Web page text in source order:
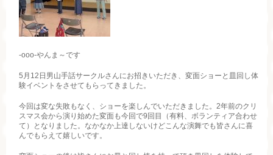
-ooo-やんま～です
5月12日男山手話サークルさんにお招きいただき、変面ショーと皿回し体
験イベントをさせてもらってきました。
今回は変な失敗もなく、ショーを楽しんでいただきました。2年前のクリ
スマス会から演り始めた変面も今回で9回目（有料、ボランティア合わせ
て）となりました。なかなか上達しないけどこんな演舞でも皆さんに喜
んでもらえて嬉しいです。